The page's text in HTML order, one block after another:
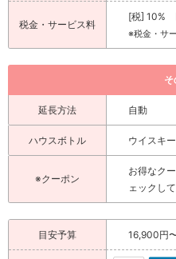
税金・サービス料
[税] 10%
※税金・サ
そ
延長方法 自動
ハウスボトル ウイスキ
※クーポン
お得なク
ェックし
目安予算 16,900円